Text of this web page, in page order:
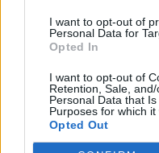
I want to opt-out of
Personal Data for
Opted In
I want to opt-out of
Retention, Sale,
Personal Data that
Purposes for which it
Opted Out
In evidenza